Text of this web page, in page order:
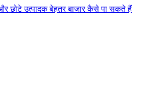
छोटे उत्पादक बेहतर बाजार कैसे पा सकते हैं